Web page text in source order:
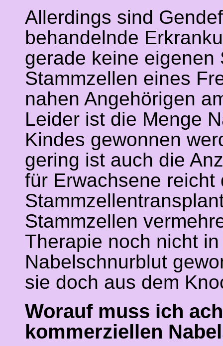
Allerdings sind
behandelnde
gerade keine eigenen
Stammzellen eines
nahen Angehörigen
Leider ist die Menge
Kindes gewonnen
gering ist auch die
für Erwachsene reicht
Stammzellen
Therapie noch nicht
Nabelschnurblut
sie doch aus dem
Worauf muss ich
kommerziellen